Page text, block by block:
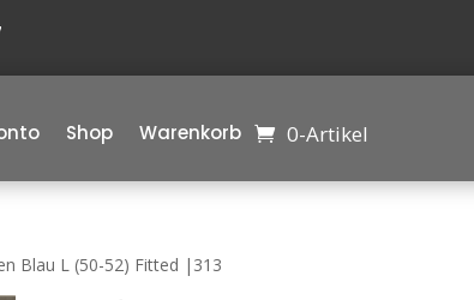
Shop Warenkorb 0-Artikel
Blau L (50-52) Fitted |313